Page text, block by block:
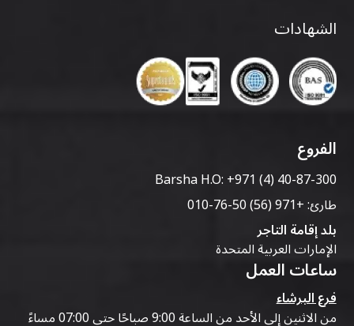
الشهادات
الفروع
Barsha H.O:+971 (4) 40-87-300
طارئ:+971 (56) 50-76-010
بلد إقامة التاجر
الإمارات العربية المتحدة
ساعات العمل
فرع البرشاء
من الاثنين إلى الأحد من الساعة 9:00 صباحًا حتى 07:00 مساءً